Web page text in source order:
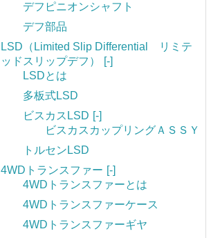
デフピニオンシャフト
デフ部品
LSD（Limited Slip Differential リミテ
ッドスリップデフ）
[-]
LSDとは
多板式LSD
ビスカスLSD [-]
ビスカスカップリングＡＳＳＹ
トルセンLSD
4WDトランスファー [-]
4WDトランスファーとは
4WDトランスファーケース
4WDトランスファーギヤ